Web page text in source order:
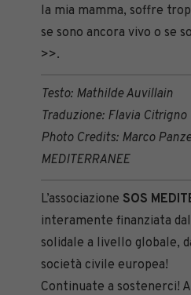
la mia mamma, soffre
se sono ancora vivo o se
>>.
Testo: Mathilde Auvillain
Traduzione: Flavia Citrigno
Photo Credits: Marco
MEDITERRANEE
L’associazione SOS
interamente finanziata
solidale a livello globale,
società civile europea!
Continuate a sostenerci!